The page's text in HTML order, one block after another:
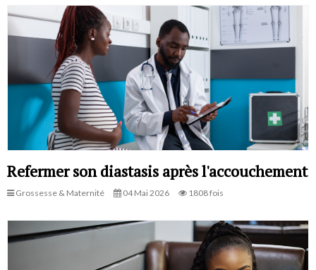
Refermer son diastasis après l'accouchement
Grossesse & Maternité 04 Mai 2026 1808 fois